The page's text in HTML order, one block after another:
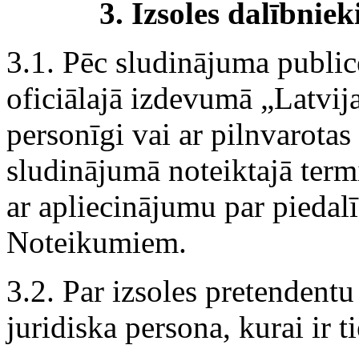
3. Izsoles
3.1. Pēc sludinājuma
oficiālajā izdevumā
personīgi vai ar pilnvarotas
sludinājumā noteiktajā
ar apliecinājumu par
Noteikumiem.
3.2. Par izsoles
juridiska persona, kurai ir